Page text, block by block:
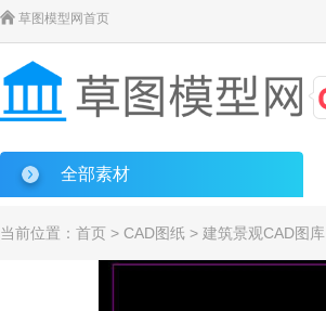
 草图模型网首页
全部素材
当前位置： 首页 > CAD图纸 > 建筑景观CAD图库